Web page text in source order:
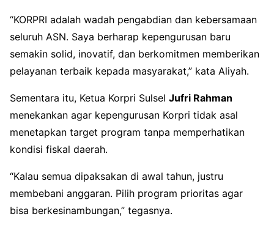
“KORPRI adalah wadah pengabdian dan kebersamaan
seluruh ASN. Saya berharap kepengurusan baru
semakin solid, inovatif, dan berkomitmen memberikan
pelayanan terbaik kepada masyarakat,” kata Aliyah.
Sementara itu, Ketua Korpri Sulsel Jufri Rahman
menekankan agar kepengurusan Korpri tidak asal
menetapkan target program tanpa memperhatikan
kondisi fiskal daerah.
“Kalau semua dipaksakan di awal tahun, justru
membebani anggaran. Pilih program prioritas agar
bisa berkesinambungan,” tegasnya.